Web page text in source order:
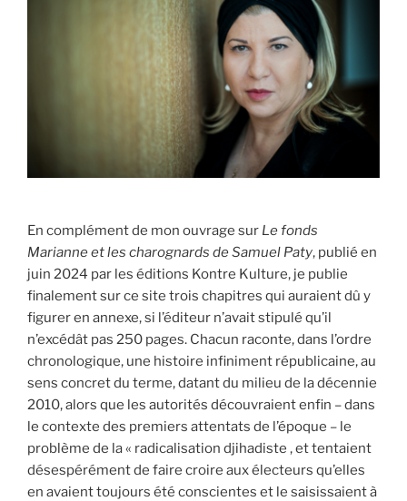
En complément de mon ouvrage sur Le fonds
Marianne et les charognards de Samuel Paty, publié en
juin 2024 par les éditions Kontre Kulture, je publie
finalement sur ce site trois chapitres qui auraient dû y
figurer en annexe, si l’éditeur n’avait stipulé qu’il
n’excédât pas 250 pages. Chacun raconte, dans l’ordre
chronologique, une histoire infiniment républicaine, au
sens concret du terme, datant du milieu de la décennie
2010, alors que les autorités découvraient enfin – dans
le contexte des premiers attentats de l’époque – le
problème de la « radicalisation djihadiste , et tentaient
désespérément de faire croire aux électeurs qu’elles
en avaient toujours été conscientes et le saisissaient à